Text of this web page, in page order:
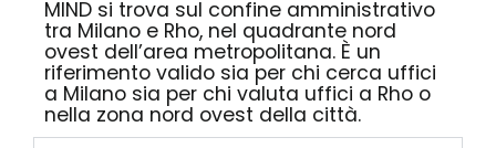
MIND si trova sul confine amministrativo
tra Milano e Rho, nel quadrante nord
ovest dell’area metropolitana. È un
riferimento valido sia per chi cerca uffici
a Milano sia per chi valuta uffici a Rho o
nella zona nord ovest della città.